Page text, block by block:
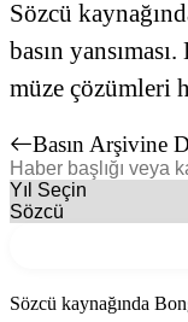
Sözcü
basın
müze çözümleri
Basın Arşivine
Sözcü kaynağında